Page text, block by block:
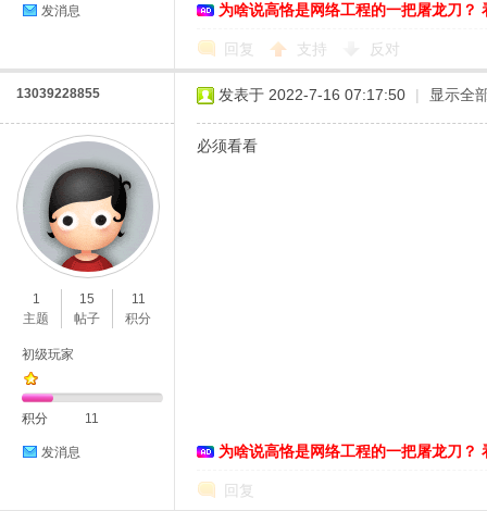
发消息 为啥说高恪是网络工程的一把屠龙刀？
回复 支持 反对
13039228855
1
主题
15
帖子
11
积分
初级玩家
积分 11
发消息
发表于 2022-7-16 07:17:50 | 显示全
必须看看
为啥说高恪是网络工程的一把屠龙刀？
回复